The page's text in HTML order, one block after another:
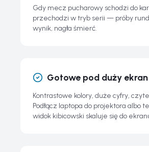
Gdy mecz pucharowy schodzi do
przechodzi w tryb serii — próby
wynik, nagła śmierć.
Gotowe pod duży ekran
Kontrastowe kolory, duże cyfry,
Podłącz laptopa do projektora albo
widok kibicowski skaluje się do